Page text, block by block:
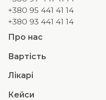
+380 95 441 41 14
+380 93 441 41 14
Про нас
Вартість
Лікарі
Кейси